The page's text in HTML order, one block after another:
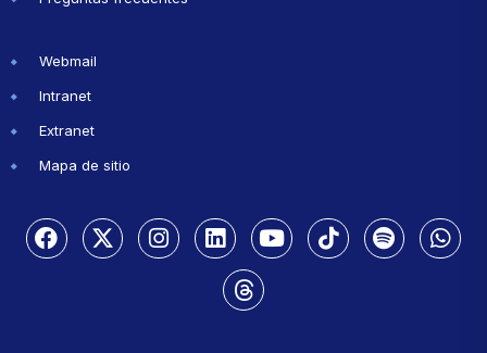
Webmail
Intranet
Extranet
Mapa de sitio